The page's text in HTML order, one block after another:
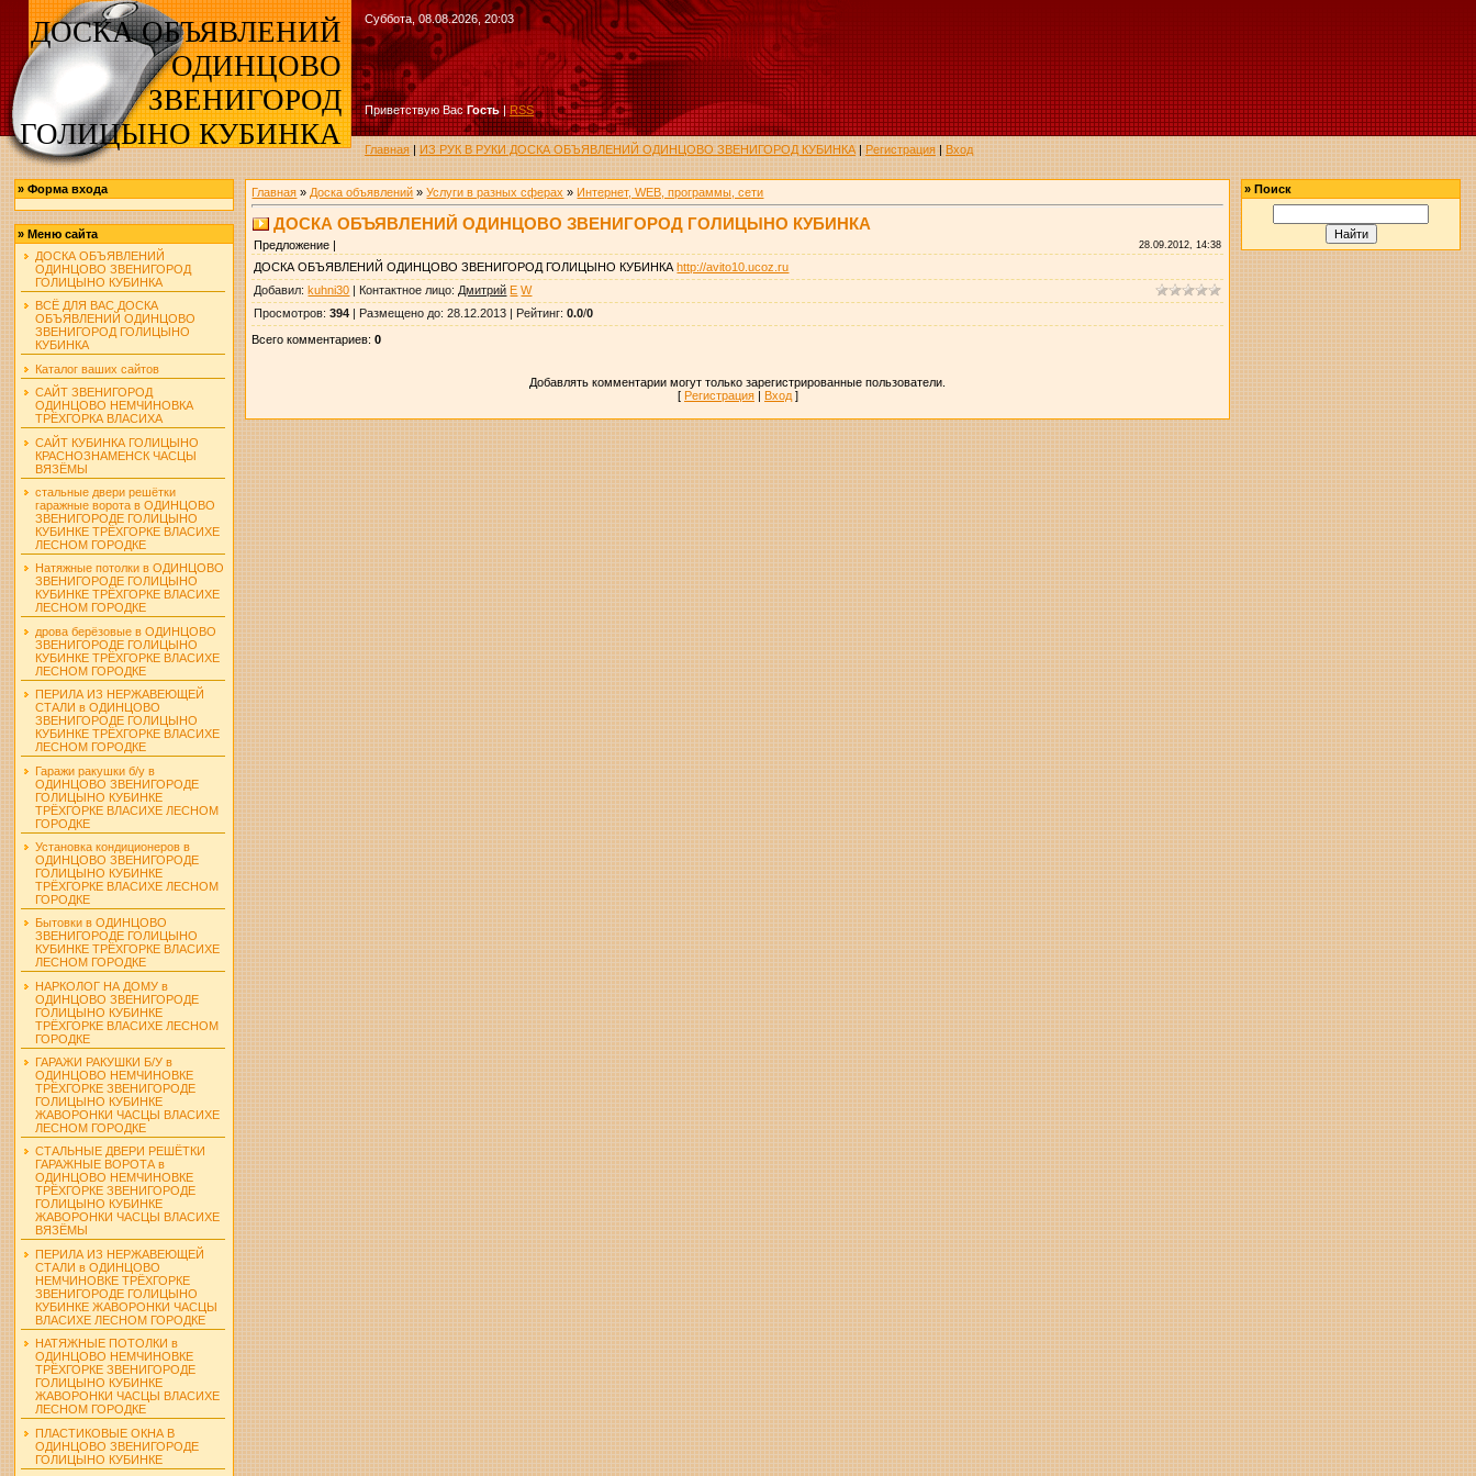
ДОСКА ОБЪЯВЛЕНИЙ
ОДИНЦОВО
ЗВЕНИГОРОД
ГОЛИЦЫНО КУБИНКА
Суббота, 08.08.2026, 20:03
Приветствую Вас Гость|RSS
Главная|ИЗ РУК В РУКИ ДОСКА ОБЪЯВЛЕНИЙ ОДИНЦОВО ЗВЕНИГОРОД КУБИНКА|Регистрация|Вход
»Форма входа
»Меню сайта
ДОСКА ОБЪЯВЛЕНИЙ
ОДИНЦОВО ЗВЕНИГОРОД
ГОЛИЦЫНО КУБИНКА
ВСЁ ДЛЯ ВАС ДОСКА
ОБЪЯВЛЕНИЙ ОДИНЦОВО
ЗВЕНИГОРОД ГОЛИЦЫНО
КУБИНКА
Каталог ваших сайтов
САЙТ ЗВЕНИГОРОД
ОДИНЦОВО НЕМЧИНОВКА
ТРЁХГОРКА ВЛАСИХА
САЙТ КУБИНКА ГОЛИЦЫНО
КРАСНОЗНАМЕНСК ЧАСЦЫ
ВЯЗЁМЫ
стальные двери решётки
гаражные ворота в ОДИНЦОВО
ЗВЕНИГОРОДЕ ГОЛИЦЫНО
КУБИНКЕ ТРЁХГОРКЕ ВЛАСИХЕ
ЛЕСНОМ ГОРОДКЕ
Натяжные потолки в ОДИНЦОВО
ЗВЕНИГОРОДЕ ГОЛИЦЫНО
КУБИНКЕ ТРЁХГОРКЕ ВЛАСИХЕ
ЛЕСНОМ ГОРОДКЕ
дрова берёзовые в ОДИНЦОВО
ЗВЕНИГОРОДЕ ГОЛИЦЫНО
КУБИНКЕ ТРЁХГОРКЕ ВЛАСИХЕ
ЛЕСНОМ ГОРОДКЕ
ПЕРИЛА ИЗ НЕРЖАВЕЮЩЕЙ
СТАЛИ в ОДИНЦОВО
ЗВЕНИГОРОДЕ ГОЛИЦЫНО
КУБИНКЕ ТРЁХГОРКЕ ВЛАСИХЕ
ЛЕСНОМ ГОРОДКЕ
Гаражи ракушки б/у в
ОДИНЦОВО ЗВЕНИГОРОДЕ
ГОЛИЦЫНО КУБИНКЕ
ТРЁХГОРКЕ ВЛАСИХЕ ЛЕСНОМ
ГОРОДКЕ
Установка кондиционеров в
ОДИНЦОВО ЗВЕНИГОРОДЕ
ГОЛИЦЫНО КУБИНКЕ
ТРЁХГОРКЕ ВЛАСИХЕ ЛЕСНОМ
ГОРОДКЕ
Бытовки в ОДИНЦОВО
ЗВЕНИГОРОДЕ ГОЛИЦЫНО
КУБИНКЕ ТРЁХГОРКЕ ВЛАСИХЕ
ЛЕСНОМ ГОРОДКЕ
НАРКОЛОГ НА ДОМУ в
ОДИНЦОВО ЗВЕНИГОРОДЕ
ГОЛИЦЫНО КУБИНКЕ
ТРЁХГОРКЕ ВЛАСИХЕ ЛЕСНОМ
ГОРОДКЕ
ГАРАЖИ РАКУШКИ Б/У в
ОДИНЦОВО НЕМЧИНОВКЕ
ТРЁХГОРКЕ ЗВЕНИГОРОДЕ
ГОЛИЦЫНО КУБИНКЕ
ЖАВОРОНКИ ЧАСЦЫ ВЛАСИХЕ
ЛЕСНОМ ГОРОДКЕ
СТАЛЬНЫЕ ДВЕРИ РЕШЁТКИ
ГАРАЖНЫЕ ВОРОТА в
ОДИНЦОВО НЕМЧИНОВКЕ
ТРЁХГОРКЕ ЗВЕНИГОРОДЕ
ГОЛИЦЫНО КУБИНКЕ
ЖАВОРОНКИ ЧАСЦЫ ВЛАСИХЕ
ВЯЗЁМЫ
ПЕРИЛА ИЗ НЕРЖАВЕЮЩЕЙ
СТАЛИ в ОДИНЦОВО
НЕМЧИНОВКЕ ТРЁХГОРКЕ
ЗВЕНИГОРОДЕ ГОЛИЦЫНО
КУБИНКЕ ЖАВОРОНКИ ЧАСЦЫ
ВЛАСИХЕ ЛЕСНОМ ГОРОДКЕ
НАТЯЖНЫЕ ПОТОЛКИ в
ОДИНЦОВО НЕМЧИНОВКЕ
ТРЁХГОРКЕ ЗВЕНИГОРОДЕ
ГОЛИЦЫНО КУБИНКЕ
ЖАВОРОНКИ ЧАСЦЫ ВЛАСИХЕ
ЛЕСНОМ ГОРОДКЕ
ПЛАСТИКОВЫЕ ОКНА В
ОДИНЦОВО ЗВЕНИГОРОДЕ
ГОЛИЦЫНО КУБИНКЕ
Главная » Доска объявлений »Услуги в разных сферах » Интернет, WEB, программы, сети
ДОСКА ОБЪЯВЛЕНИЙ ОДИНЦОВО ЗВЕНИГОРОД ГОЛИЦЫНО КУБИНКА
Предложение | 28.09.2012, 14:38
ДОСКА ОБЪЯВЛЕНИЙ ОДИНЦОВО ЗВЕНИГОРОД ГОЛИЦЫНО КУБИНКАhttp://avito10.ucoz.ru
Добавил:kuhni30 | Контактное лицо: Дмитрий E W
Просмотров:394 | Размещено до: 28.12.2013 | Рейтинг:0.0/0
Всего комментариев:0
Добавлять комментарии могут только зарегистрированные пользователи.
[ Регистрация| Вход]
»Поиск